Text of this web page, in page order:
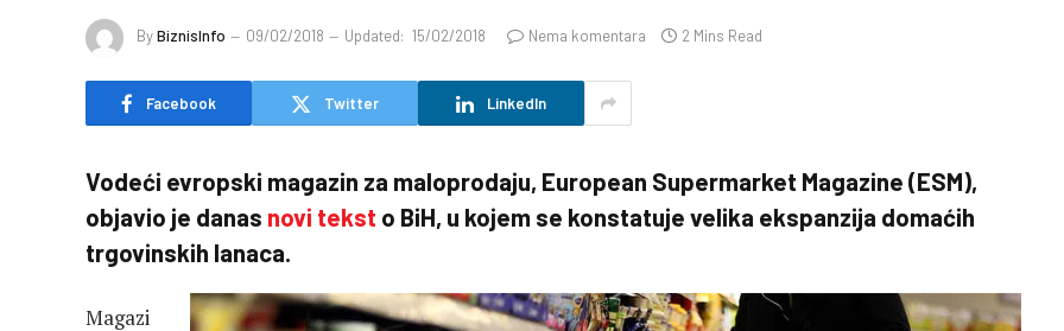
ByBiznisInfo 09/02/2018 Updated: 15/02/2018 Nema komentara 2 Mins Read
Facebook Twitter LinkedIn
Vodeći evropski magazin za maloprodaju, European Supermarket Magazine (ESM),
objavio je danas novi tekst o BiH, u kojem se konstatuje velika ekspanzija domaćih
trgovinskih lanaca.
Magazi